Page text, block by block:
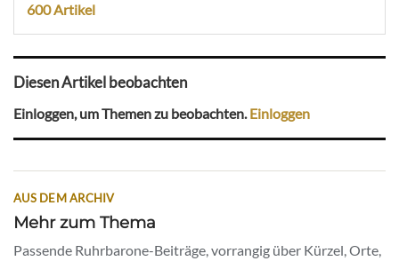
600 Artikel
Diesen Artikel beobachten
Einloggen, um Themen zu beobachten.Einloggen
AUS DEM ARCHIV
Mehr zum Thema
Passende Ruhrbarone-Beiträge, vorrangig über Kürzel, Orte,